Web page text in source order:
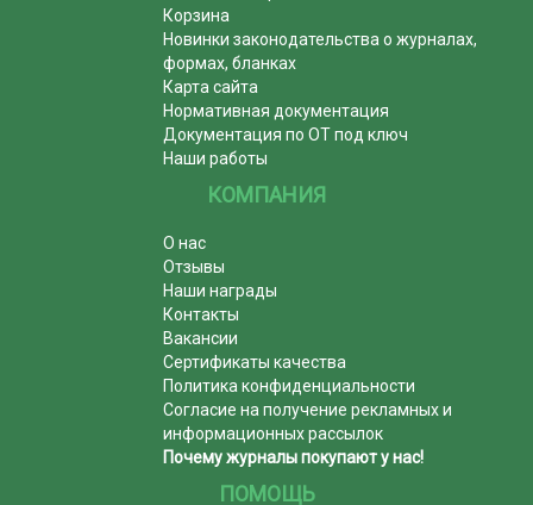
Корзина
Новинки законодательства о журналах,
формах, бланках
Карта сайта
Нормативная документация
Документация по ОТ под ключ
Наши работы
КОМПАНИЯ
О нас
Отзывы
Наши награды
Контакты
Вакансии
Сертификаты качества
Политика конфиденциальности
Согласие на получение рекламных и
информационных рассылок
Почему журналы покупают у нас!
ПОМОЩЬ